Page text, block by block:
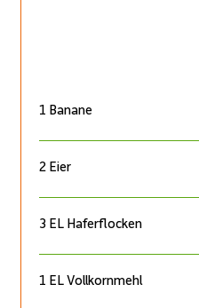
1 Banane
2 Eier
3 EL Haferflocken
1 EL Vollkornmehl